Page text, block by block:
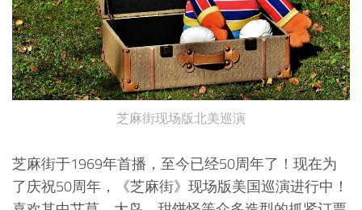
芝麻街现场版北美巡演
芝麻街于1969年首播，至今已经50周年了！现在为
了庆祝50周年，《芝麻街》现场版美国巡演进行中！